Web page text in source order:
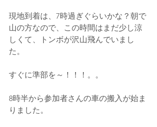
現地到着は、7時過ぎぐらいかな？朝で
山の方なので、この時間はまだ少し涼
しくて、トンボが沢山飛んでいまし
た。
すぐに準部を～！！！。。
8時半から参加者さんの車の搬入が始ま
りました。